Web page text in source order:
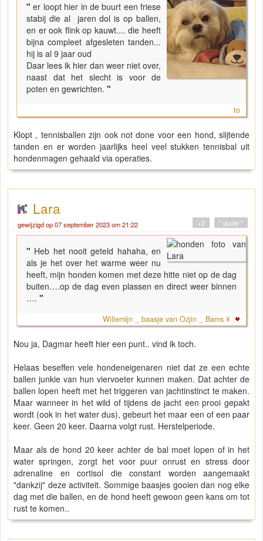
"er loopt hier in de buurt een friese
stabij die al jaren dol is op ballen,
en er ook flink op kauwt.... die heeft
bijna compleet afgesleten tanden...
hij is al 9 jaar oud
Daar lees ik hier dan weer niet over,
naast dat het slecht is voor de
poten en gewrichten. "
to
Klopt , tennisballen zijn ook not done voor een hond, slijtende
tanden en er worden jaarlijks heel veel stukken tennisbal uit
hondenmagen gehaald via operaties.
Lara
gewijzigd op 07 september 2023 om 21:22 " quote "
+2
" Heb het nooit geteld hahaha, en
als je het over het warme weer nu
heeft, mijn honden komen met deze hitte niet op de dag
buiten….op de dag even plassen en direct weer binnen
…. "
Willemijn _ baasje van Ozjin _ Bams ¥ .
Nou ja, Dagmar heeft hier een punt.. vind ik toch.
Helaas beseffen vele hondeneigenaren niet dat ze een echte
ballen junkie van hun viervoeter kunnen maken. Dat achter de
ballen lopen heeft met het triggeren van jachtinstinct te maken.
Maar wanneer in het wild of tijdens de jacht een prooi gepakt
wordt (ook in het water dus), gebeurt het maar een of een paar
keer. Geen 20 keer. Daarna volgt rust. Herstelperiode.
Maar als de hond 20 keer achter de bal moet lopen of in het
water springen, zorgt het voor puur onrust en stress door
adrenaline en cortisol die constant worden aangemaakt
"dankzij" deze activiteit. Sommige baasjes gooien dan nog elke
dag met die ballen, en de hond heeft gewoon geen kans om tot
rust te komen..